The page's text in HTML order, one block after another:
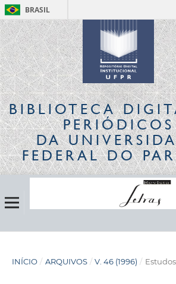
BRASIL
BIBLIOTECA
PERIÓDICOS
DA
FEDERAL DO
INÍCIO / ARQUIVOS / V. 46 (1996) /